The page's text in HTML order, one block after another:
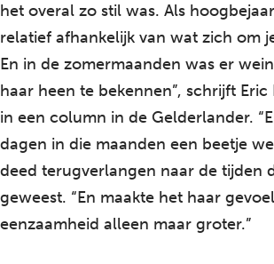
het overal zo stil was. Als
relatief afhankelijk van wat zich om
En in de zomermaanden was er
haar heen te bekennen”, schrijft Eric
in een column in de Gelderlander.
dagen in die maanden een beetje
deed terugverlangen naar de tijden
geweest. “En maakte het haar
eenzaamheid alleen maar groter.”